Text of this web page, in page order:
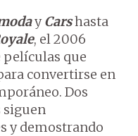
yCarshasta
, el 2006
que
convertirse en
Dos
siguen
y demostrando